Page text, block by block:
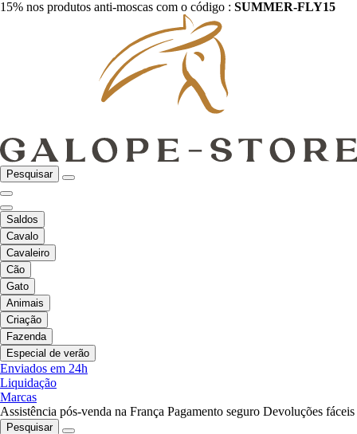
15% nos produtos anti-moscas com o código : SUMMER-FLY15
Pesquisar
Saldos
Cavalo
Cavaleiro
Cão
Gato
Animais
Criação
Fazenda
Especial de verão
Enviados em 24h
Liquidação
Marcas
Assistência pós-venda na França Pagamento seguro Devoluções fáceis
Pesquisar